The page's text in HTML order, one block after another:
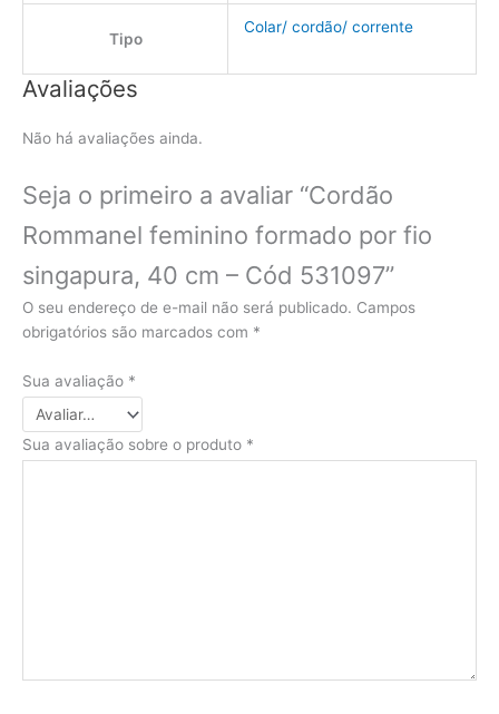
Tipo
Colar/ cordão/ corrente
Avaliações
Não há avaliações ainda.
Seja o primeiro a avaliar “Cordão
Rommanel feminino formado por fio
singapura, 40 cm – Cód 531097”
O seu endereço de e-mail não será publicado. Campos
obrigatórios são marcados com *
Sua avaliação *
Sua avaliação sobre o produto *